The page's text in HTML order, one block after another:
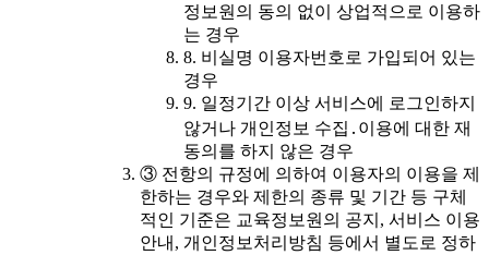
정보원의 동의 없이 상업적으로 이용하
는 경우
8. 비실명 이용자번호로 가입되어 있는
경우
9. 일정기간 이상 서비스에 로그인하지
않거나 개인정보 수집․이용에 대한 재
동의를 하지 않은 경우
③ 전항의 규정에 의하여 이용자의 이용을 제
한하는 경우와 제한의 종류 및 기간 등 구체
적인 기준은 교육정보원의 공지, 서비스 이용
안내, 개인정보처리방침 등에서 별도로 정하